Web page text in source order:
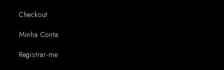
Checkout
Minha Conta
Registrar-me